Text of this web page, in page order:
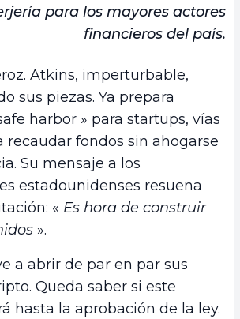
para los mayores actores
financieros del país.
Atkins, imperturbable,
sus piezas. Ya prepara
harbor » para startups, vías
recaudar fondos sin ahogarse
Su mensaje a los
estadounidenses resuena
« Es hora de construir
».
a abrir de par en par sus
Queda saber si este
hasta la aprobación de la ley.